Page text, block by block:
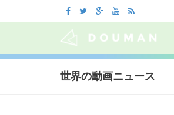
世界の動画ニュース